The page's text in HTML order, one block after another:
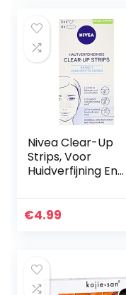
Nivea Clear-Up
Strips, Voor
Huidverfijning En
Voorhoofd-/Kinstri
€4.99